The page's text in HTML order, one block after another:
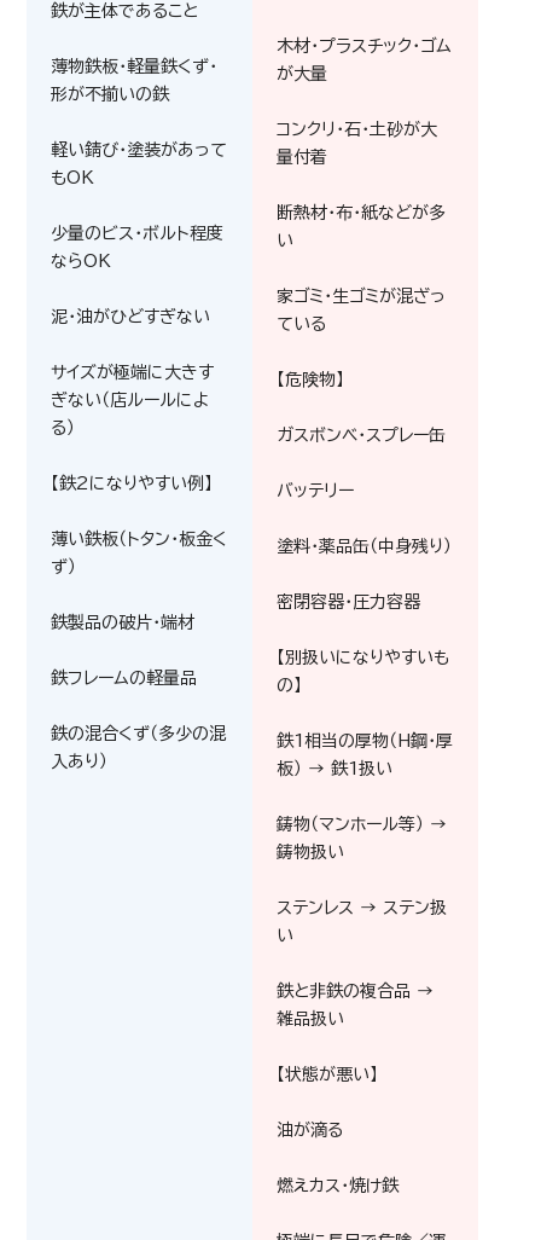
業務用エアコン内機
鉄が主体であること
薄物鉄板・軽量鉄くず・
形が不揃いの鉄
軽い錆び・塗装があって
もOK
少量のビス・ボルト程度
ならOK
泥・油がひどすぎない
サイズが極端に大きす
ぎない（店ルールによ
る）
【鉄2になりやすい例】
薄い鉄板（トタン・板金く
ず）
鉄製品の破片・端材
鉄フレームの軽量品
鉄の混合くず（多少の混
入あり）
木材・プラスチック・ゴム
が大量
コンクリ・石・土砂が大
量付着
断熱材・布・紙などが多
い
家ゴミ・生ゴミが混ざっ
ている
【危険物】
ガスボンベ・スプレー缶
バッテリー
塗料・薬品缶（中身残り）
密閉容器・圧力容器
【別扱いになりやすいも
の】
鉄1相当の厚物（H鋼・厚
板） → 鉄1扱い
鋳物（マンホール等） →
鋳物扱い
ステンレス → ステン扱
い
鉄と非鉄の複合品 →
雑品扱い
【状態が悪い】
油が滴る
燃えカス・焼け鉄